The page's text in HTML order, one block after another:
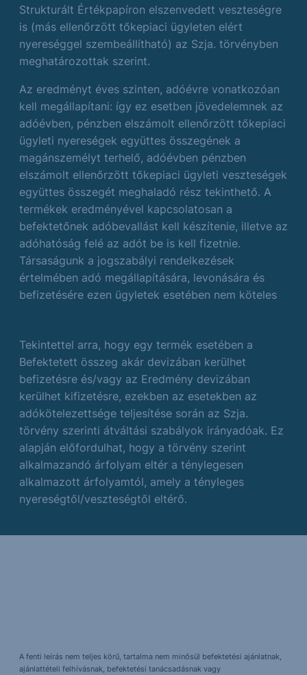
Strukturált Értékpapíron elszenvedett veszteségre
is (más ellenőrzött tőkepiaci ügyleten elért
nyereséggel szembeállítható) az Szja. törvényben
meghatározottak szerint.
Az eredményt éves szinten, adóévre vonatkozóan
kell megállapítani: így ez esetben jövedelemnek az
adóévben, pénzben elszámolt ellenőrzött tőkepiaci
ügyleti nyereségek együttes összegének a
magánszemélyt terhelő, adóévben pénzben
elszámolt ellenőrzött tőkepiaci ügyleti veszteségek
együttes összegét meghaladó rész tekinthető. A
termékek eredményével kapcsolatosan a
befektetőnek adóbevallást kell készítenie, illetve az
adóhatóság felé az adót be is kell fizetnie.
Társaságunk a jogszabályi rendelkezések
értelmében adó megállapítására, levonására és
befizetésére ezen ügyletek esetében nem köteles
Tekintettel arra, hogy egy termék esetében a
Befektetett összeg akár devizában kerülhet
befizetésre és/vagy az Eredmény devizában
kerülhet kifizetésre, ezekben az esetekben az
adókötelezettsége teljesítése során az Szja.
törvény szerinti átváltási szabályok irányadóak. Ez
alapján előfordulhat, hogy a törvény szerint
alkalmazandó árfolyam eltér a ténylegesen
alkalmazott árfolyamtól, amely a tényleges
nyereségtől/veszteségtől eltérő.
A fenti leírás nem teljes körű, tartalma nem minősül befektetési ajánlatnak,
ajánlattételi felhívásnak, befektetési tanácsadásnak vagy